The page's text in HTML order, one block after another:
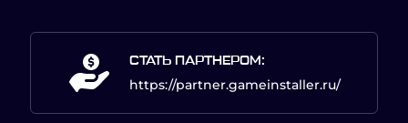
СТАТЬ ПАРТНЕРОМ:
https://partner.gameinstaller.ru/